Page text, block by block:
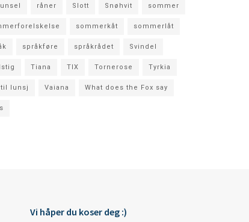
råner Slott Snøhvit sommer
sommerkåt sommerlåt
språkføre språkrådet Svindel
Tiana TIX Tornerose Tyrkia
lunsj Vaiana What does the Fox say
Vi håper du koser deg :)